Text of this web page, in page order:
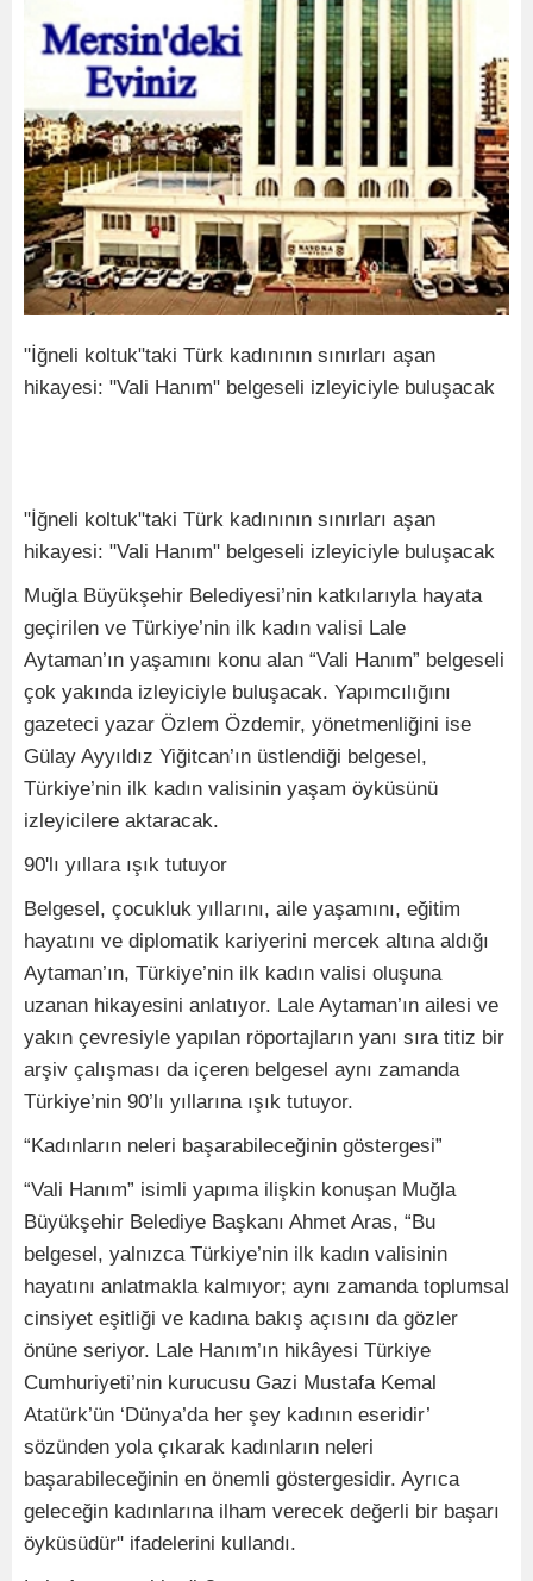
"İğneli koltuk"taki Türk kadınının sınırları aşan
hikayesi: "Vali Hanım" belgeseli izleyiciyle buluşacak
"İğneli koltuk"taki Türk kadınının sınırları aşan
hikayesi: "Vali Hanım" belgeseli izleyiciyle buluşacak
Muğla Büyükşehir Belediyesi’nin katkılarıyla hayata
geçirilen ve Türkiye’nin ilk kadın valisi Lale
Aytaman’ın yaşamını konu alan “Vali Hanım” belgeseli
çok yakında izleyiciyle buluşacak. Yapımcılığını
gazeteci yazar Özlem Özdemir, yönetmenliğini ise
Gülay Ayyıldız Yiğitcan’ın üstlendiği belgesel,
Türkiye’nin ilk kadın valisinin yaşam öyküsünü
izleyicilere aktaracak.
90'lı yıllara ışık tutuyor
Belgesel, çocukluk yıllarını, aile yaşamını, eğitim
hayatını ve diplomatik kariyerini mercek altına aldığı
Aytaman’ın, Türkiye’nin ilk kadın valisi oluşuna
uzanan hikayesini anlatıyor. Lale Aytaman’ın ailesi ve
yakın çevresiyle yapılan röportajların yanı sıra titiz bir
arşiv çalışması da içeren belgesel aynı zamanda
Türkiye’nin 90’lı yıllarına ışık tutuyor.
“Kadınların neleri başarabileceğinin göstergesi”
“Vali Hanım” isimli yapıma ilişkin konuşan Muğla
Büyükşehir Belediye Başkanı Ahmet Aras, “Bu
belgesel, yalnızca Türkiye’nin ilk kadın valisinin
hayatını anlatmakla kalmıyor; aynı zamanda toplumsal
cinsiyet eşitliği ve kadına bakış açısını da gözler
önüne seriyor. Lale Hanım’ın hikâyesi Türkiye
Cumhuriyeti’nin kurucusu Gazi Mustafa Kemal
Atatürk’ün ‘Dünya’da her şey kadının eseridir’
sözünden yola çıkarak kadınların neleri
başarabileceğinin en önemli göstergesidir. Ayrıca
geleceğin kadınlarına ilham verecek değerli bir başarı
öyküsüdür" ifadelerini kullandı.